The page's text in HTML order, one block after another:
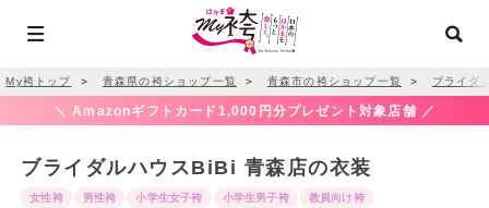
My袴トップ ＞ 青森県の袴ショップ一覧 ＞ 青森市の袴ショップ一覧 ＞ ブライダ
＼ Amazonギフトカード1,000円分プレゼント対象店舗 ／
ブライダルハウスBiBi 青森店の衣装
女性袴 男性袴 小学生女子袴 小学生男子袴 教員向け袴